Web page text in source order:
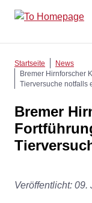
Startseite
News
Bremer Hirnforscher
Tierversuche notfalls
Bremer
Veröffentlicht: 09.